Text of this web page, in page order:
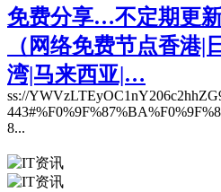
免费分享…不定期更
（网络免费节点香港|
湾|马来西亚|…
ss://
8...